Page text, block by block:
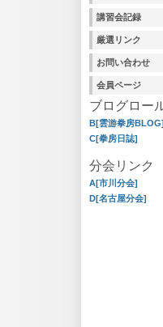
講習会記録
厳選リンク
お問い合わせ
会員ページ
ブログロー
B[雲游拳房BLOG]
C[拳房日誌]
分会リンク
A[市川分会]
D[名古屋分会]